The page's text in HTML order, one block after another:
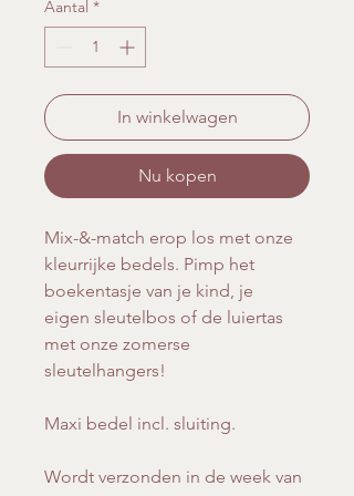
Aantal *
In winkelwagen
Nu kopen
Mix-&-match erop los met onze
kleurrijke bedels. Pimp het
boekentasje van je kind, je
eigen sleutelbos of de luiertas
met onze zomerse
sleutelhangers!
Maxi bedel incl. sluiting.
Wordt verzonden in de week van